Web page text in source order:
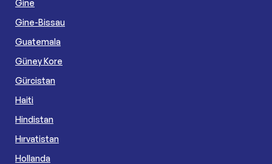
Gine
Gine-Bissau
Guatemala
Güney Kore
Gürcistan
Haiti
Hindistan
Hırvatistan
Hollanda